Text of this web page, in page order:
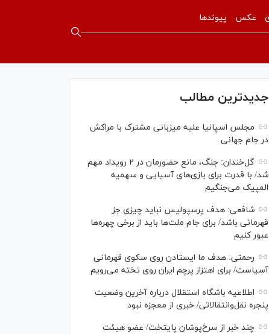
عکس پیوندها
جدیدترین مطالب
مجلس اسپانیا علیه میزبانی مشترک با مراکش
در جام جهانی
گل‌خندان: جنگ، مانع حضورمان در ۲ رویداد مهم
شد/ با قدرت برای بازی‌های آسیایی و سهمیه
المپیک می‌جنگیم
شافعی: هدف پرسپولیس نباید چیزی جز
قهرمانی باشد/ برای جام ملت‌ها باید از برخی چهره‌ها
عبور کنیم
رحمتی: هدف ما ایستادن روی سکوی قهرمانی
آسیاست/ برای اهتزاز پرچم ایران روی تخته می‌رویم
اطلاعیه باشگاه استقلال درباره آخرین وضعیت
پنجره نقل‌وانتقالاتی/ خبری از معجزه نبود
چند خبر از سرخ‌پوشان پایتخت/ عضو هیئت